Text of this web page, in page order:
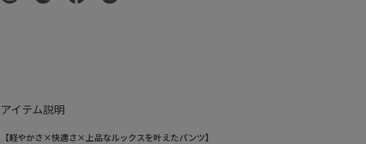
アイテム説明
【軽やかさ×快適さ×上品なルックスを叶えたパンツ】